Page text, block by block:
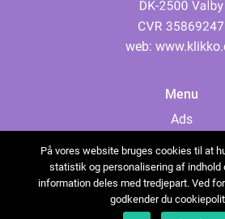
web:
Menu
Ads
Cookies
Contact
Sitemap
På vores website bruges cookies til at
statistik og personalisering af indhold
information deles med tredjepart. Ved
godkender du